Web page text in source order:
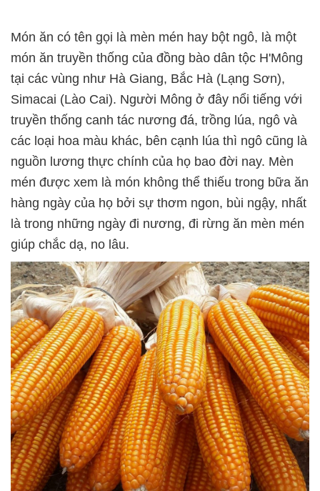
Món ăn có tên gọi là mèn mén hay bột ngô, là một
món ăn truyền thống của đồng bào dân tộc H'Mông
tại các vùng như Hà Giang, Bắc Hà (Lạng Sơn),
Simacai (Lào Cai). Người Mông ở đây nổi tiếng với
truyền thống canh tác nương đá, trồng lúa, ngô và
các loại hoa màu khác, bên cạnh lúa thì ngô cũng là
nguồn lương thực chính của họ bao đời nay. Mèn
mén được xem là món không thể thiếu trong bữa ăn
hàng ngày của họ bởi sự thơm ngon, bùi ngậy, nhất
là trong những ngày đi nương, đi rừng ăn mèn mén
giúp chắc dạ, no lâu.